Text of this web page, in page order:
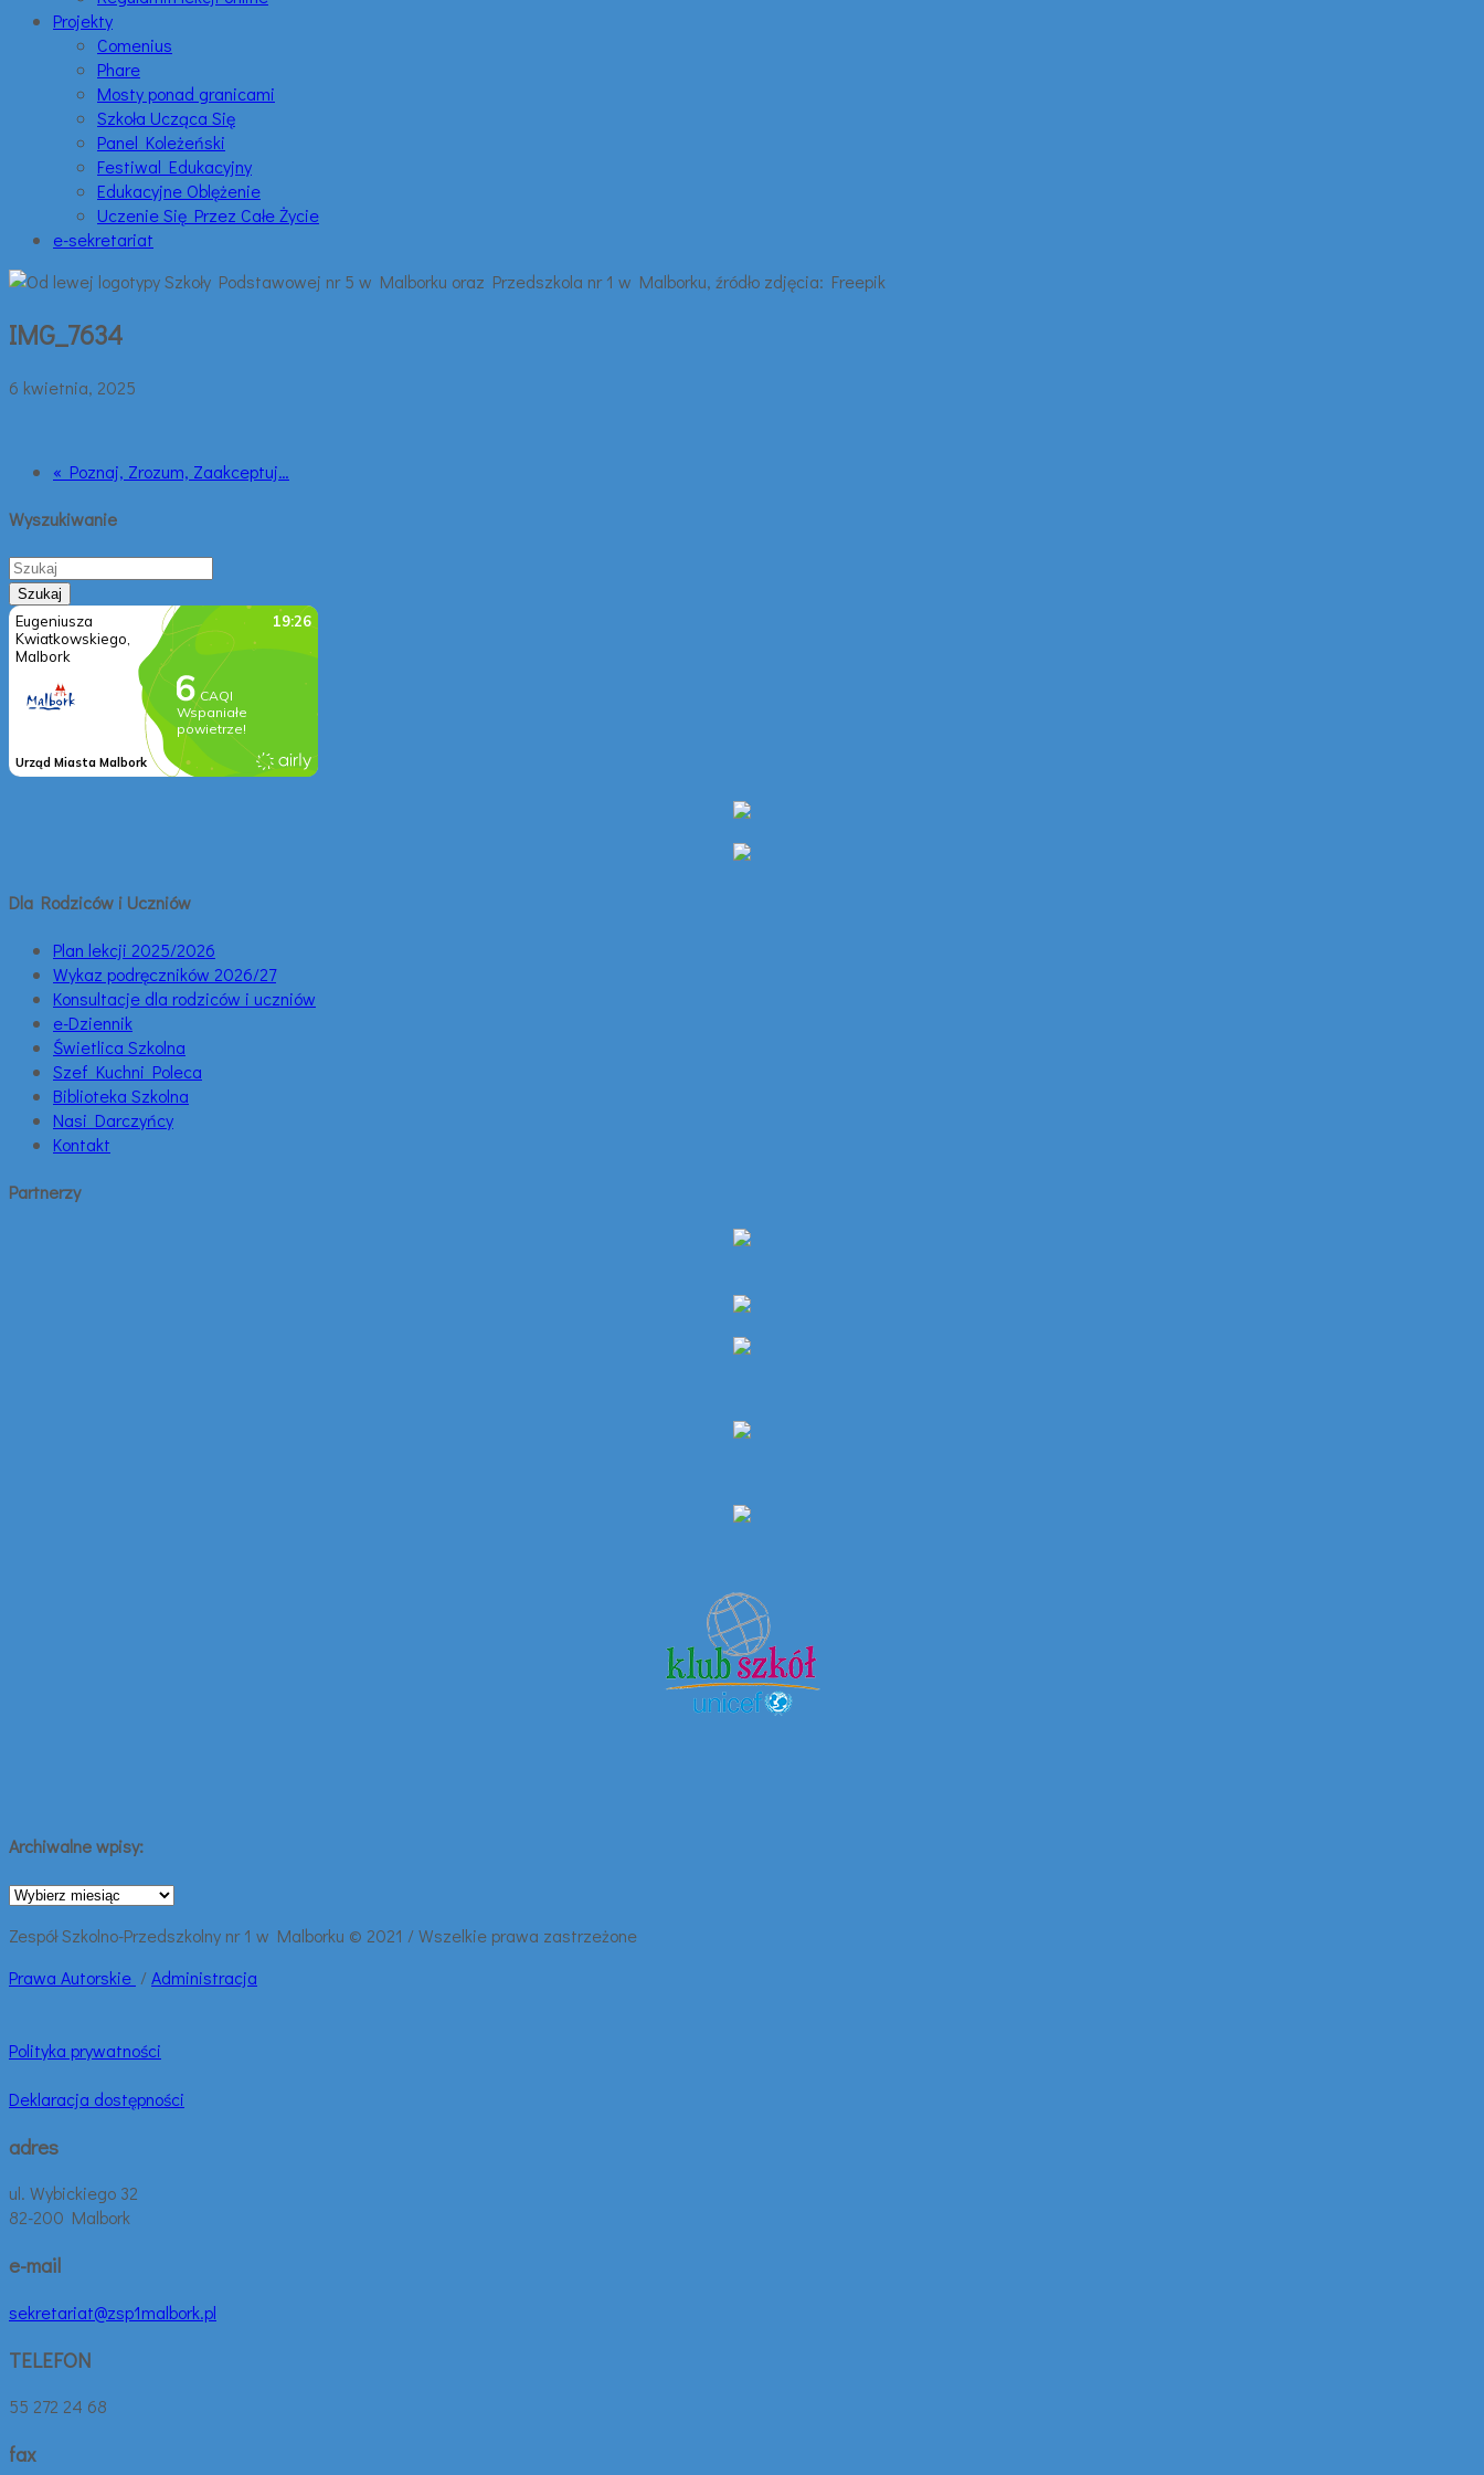
Projekty
Comenius
Phare
Mosty ponad granicami
Szkoła Ucząca Się
Panel Koleżeński
Festiwal Edukacyjny
Edukacyjne Oblężenie
Uczenie Się Przez Całe Życie
e-sekretariat
IMG_7634
6 kwietnia, 2025
« Poznaj, Zrozum, Zaakceptuj…
Wyszukiwanie
Dla Rodziców i Uczniów
Plan lekcji 2025/2026
Wykaz podręczników 2026/27
Konsultacje dla rodziców i uczniów
e-Dziennik
Świetlica Szkolna
Szef Kuchni Poleca
Biblioteka Szkolna
Nasi Darczyńcy
Kontakt
Partnerzy
Archiwalne wpisy:
Archiwalne
Zespół Szkolno-Przedszkolny nr 1 w Malborku © 2021 / Wszelkie prawa zastrzeżone
Prawa Autorskie /Administracja
Polityka prywatności
Deklaracja dostępności
adres
ul. Wybickiego 32
82-200 Malbork
e-mail
sekretariat@zsp1malbork.pl
TELEFON
55 272 24 68
fax